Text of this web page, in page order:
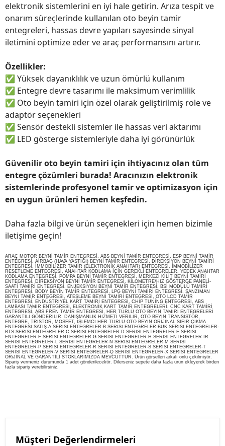
elektronik sistemlerini en iyi hale getirin. Arıza tespit ve
onarım süreçlerinde kullanılan oto beyin tamir
entegreleri, hassas devre yapıları sayesinde sinyal
iletimini optimize eder ve araç performansını artırır.
Özellikler:
✅ Yüksek dayanıklılık ve uzun ömürlü kullanım
✅ Entegre devre tasarımı ile maksimum verimlilik
✅ Oto beyin tamiri için özel olarak geliştirilmiş role ve
adaptör seçenekleri
✅ Sensör destekli sistemler ile hassas veri aktarımı
✅ LED gösterge sistemleriyle daha iyi görünürlük
Güvenilir oto beyin tamiri için ihtiyacınız olan tüm
entegre çözümleri burada! Aracınızın elektronik
sistemlerinde profesyonel tamir ve optimizasyon için
en uygun ürünleri hemen keşfedin.
Daha fazla bilgi ve ürün seçenekleri için hemen bizimle
iletişime geçin!
ARAÇ MOTOR BEYNİ TAMİR ENTEGRESİ, ABS BEYNİ TAMİR ENTEGRESİ, ESP BEYNİ TAMİR
ENTEGRESİ, AİRBAG (HAVA YASTIĞI) BEYNİ TAMİR ENTEGRESİ, DİREKSİYON BEYNİ TAMİRİ
ENTEGRESİ, İMMOBİLİZER TAMİR (ELEKTRONİK ANAHTAR) ENTEGRESİ, İMMOBİLİZER
RESETLEME ENTEGRESİ, ANAHTAR KODLAMA İÇİN GEREKLİ ENTEGRELER, YEDEK ANAHTAR
KODLAMA ENTEGRESİ, POMPA BEYNİ TAMİR ENTEGRESİ, MERKEZİ KİLİT BEYNİ TAMİRİ
ENTEGRESİ, DİREKSİYON BEYNİ TAMİR ENTEGRESİ, KİLOMETRE/HIZ GÖSTERGE PANELİ-
SAATİ TAMİRİ ENTEGRESİ, ENJEKSİYON BEYNİ TAMİR ENTEGRESİ, BSİ MODÜLÜ TAMİRİ
ENTEGRESİ, BODY BEYİN TAMİR ENTEGRESİ, LPG BEYNİ TAMİRİ ENTEGRESİ, ŞANZIMAN
BEYNİ TAMİR ENTEGRESİ, ATEŞLEME BEYNİ TAMİRİ ENTEGRESİ, OTO LCD TAMİR
ENTEGRESİ, ENDÜSTRİYEL KART TAMİRİ ENTEGRESİ, CHİP TUNİNG ENTEGRESİ, ABS
LAMBASI TAMİR ENTEGRESİ, ELEKTRONİK KART TAMİR ENTEGRELERİ, CNC KART TAMİRİ
ENTEGRESİ, ABS FREN TAMİR ENTEGRESİ, HER TÜRLÜ OTO BEYİN TAMİRİ ENTEGRELERİ
GARANTİLİ GÖNDERİLİR. DANIŞMANLIK HİZMETİ VERİLİR, OTO BEYİN TRANSİSTÖR,
ENTEGRE, TRİSTÖR, MOSFET, İŞLEMCİ HER TÜRLÜ OTO BEYİN ORİJİNAL SIFIR-ÇIKMA
ENTEGRESİ SATIŞ.A SERİSİ ENTEGRELER-B SERİSİ ENTEGRELER-BUK SERİSİ ENTEGRELER-
BTS SERİSİ ENTEGRELER-C SERİSİ ENTEGRELER-D SERİSİ ENTEGRELER-E SERİSİ
ENTEGRELER-F SERİSİ ENTEGRELER-G SERİSİ ENTEGRELER-H SERİSİ ENTEGRELER-IR
SERİSİ ENTEGRELER-L SERİSİ ENTEGRELER-N SERİSİ ENTEGRELER-M SERİSİ
ENTEGRELER-P SERİSİ ENTEGRELER-R SERİSİ ENTEGRELER-S SERİSİ ENTEGRELER-T
SERİSİ ENTEGRELER-V SERİSİ ENTEGRELER-Q SERİSİ ENTEGRELER-X SERİSİ ENTEGRELER
ORiJİNAL VE GARANTİLİ STOKLARIMIZDA MEVCUTTUR. Ürün görselleri arkalı önlü çekilmiştir.
Sipariş vermeniz durumunda 1 adet gönderilecektir. Dilerseniz sepete daha fazla ürün ekleyerek birden
fazla sipariş verebilirsiniz.
Müşteri Değerlendirmeleri